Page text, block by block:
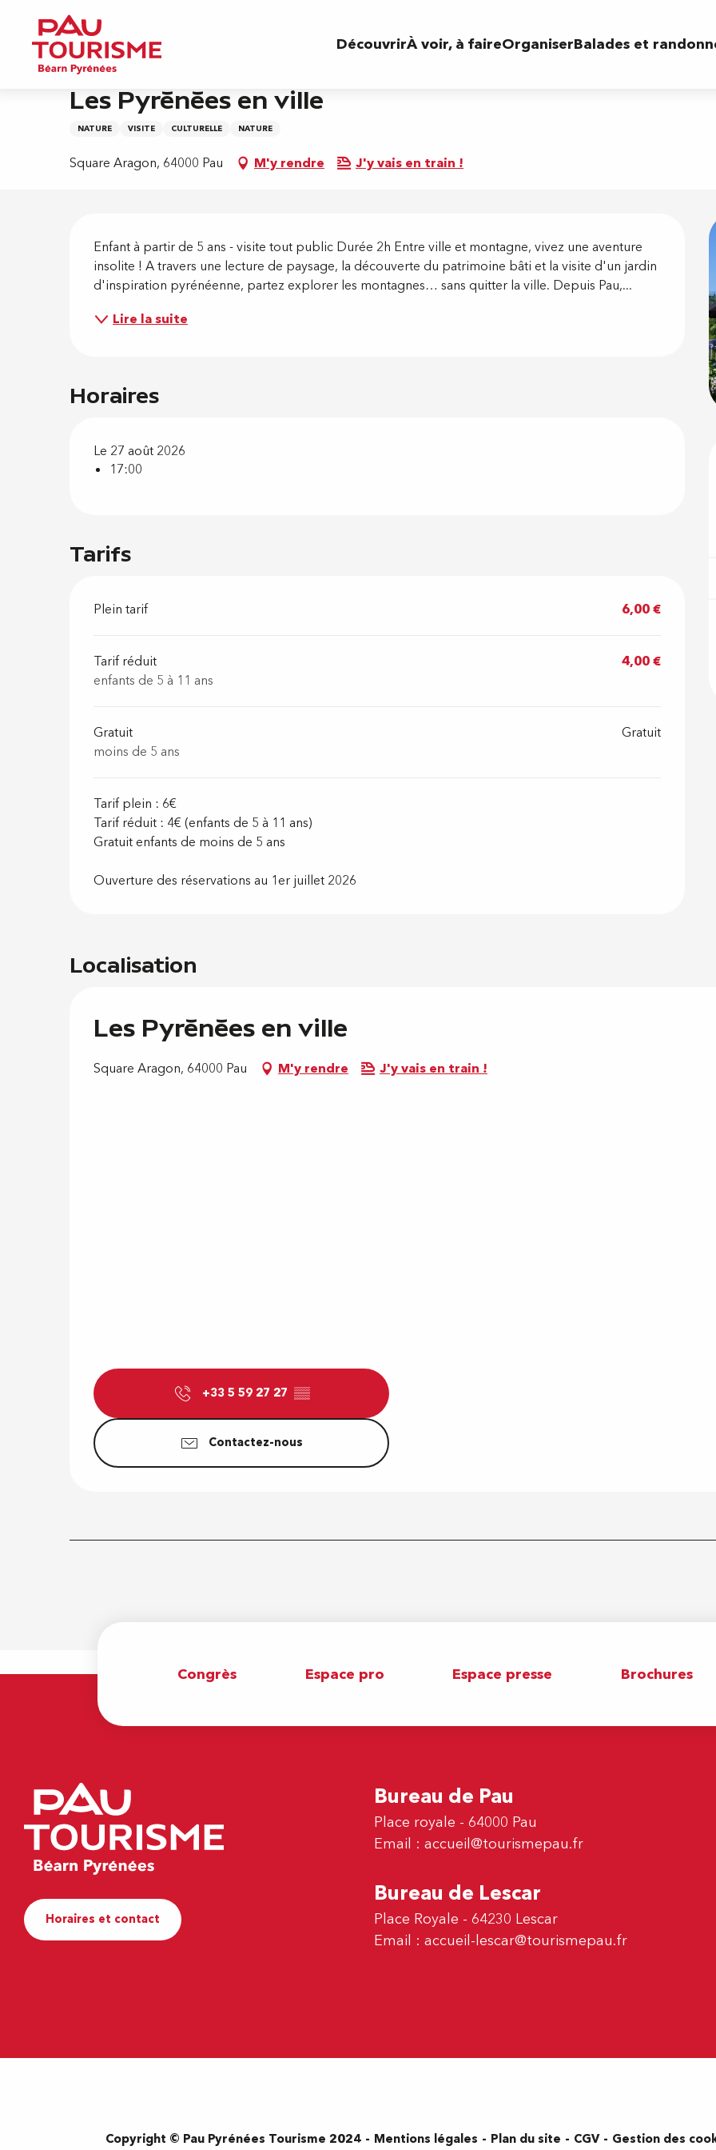
contenu
principal
DécouvrirÀ voir, à faireOrganiserBalades et
Accueil
Jeudi 27 août à 17:00
Les Pyrénées en ville
NATURE VISITE CULTURELLE NATURE
Square Aragon, 64000 Pau M'y rendre J'y vais en train !
Description
Enfant à partir de 5 ans - visite tout public Durée 2h Entre ville et montagne, vivez une aventure
insolite ! A travers une lecture de paysage, la découverte du patrimoine bâti et la visite d'un jardin
d'inspiration pyrénéenne, partez explorer les montagnes… sans quitter la ville. Depuis Pau,...
Lire la suite
Horaires
Le 27 août 2026
17:00
Tarifs
Plein tarif 6,00 €
Tarif réduit
enfants de 5 à 11 ans
4,00 €
Gratuit
moins de 5 ans
Gratuit
Tarif plein : 6€
Tarif réduit : 4€ (enfants de 5 à 11 ans)
Gratuit enfants de moins de 5 ans
Ouverture des réservations au 1er juillet 2026
Localisation
Les Pyrénées en ville
Square Aragon, 64000 Pau M'y rendre J'y vais en train !
+33 5 59 27 27 ▒▒
Contactez-nous
Congrès Espace pro Espace presse Brochures
Horaires et contact
Bureau de Pau
Place royale - 64000 Pau
Email : accueil@tourismepau.fr
Bureau de Lescar
Place Royale - 64230 Lescar
Email : accueil-lescar@tourismepau.fr
Copyright © Pau Pyrénées Tourisme 2024 Mentions légales Plan du site CGV Gestion des